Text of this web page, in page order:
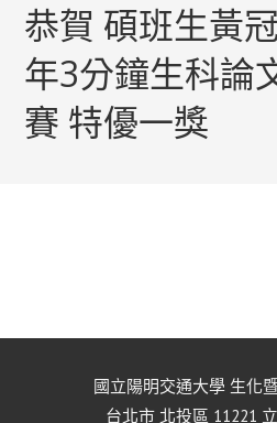
恭賀 碩班生黃
年3分鐘生科論
賽 特優一獎
國立陽明交通大學 生化
台北市 北投區 11221